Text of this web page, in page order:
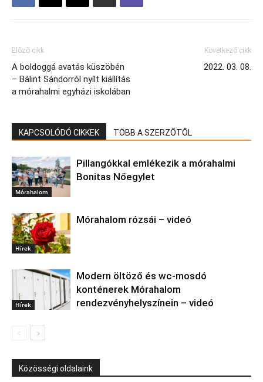
Előző cikk
A boldoggá avatás küszöbén
– Bálint Sándorról nyílt kiállítás
a mórahalmi egyházi iskolában
Következő cikk
2022. 03. 08.
KAPCSOLÓDÓ CIKKEK TÖBB A SZERZŐTŐL
Mórahalom
Pillangókkal emlékezik a mórahalmi
Bonitas Nőegylet
Hírek
Mórahalom rózsái – videó
Hírek
Modern öltöző és wc-mosdó
konténerek Mórahalom
rendezvényhelyszínein – videó
Közösségi oldalaink